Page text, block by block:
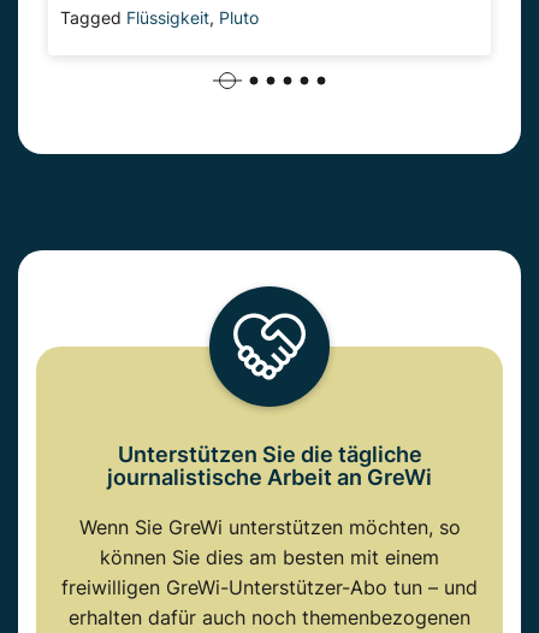
Tagged Flüssigkeit, Pluto
Unterstützen Sie die tägliche
journalistische Arbeit an GreWi
Wenn Sie GreWi unterstützen möchten, so
können Sie dies am besten mit einem
freiwilligen GreWi-Unterstützer-Abo tun – und
erhalten dafür auch noch themenbezogenen